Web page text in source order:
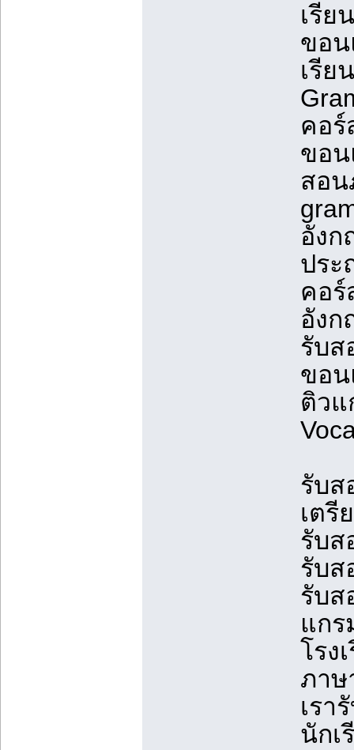
เรีย
ขอ
เรีย
คอร์
ขอ
สอน
อังก
ประ
คอร์
อัง
รับส
ขอ
ติวแ
รับส
เตรี
รับส
รับส
รับส
แก
โรง
ภา
เรา
นักเ